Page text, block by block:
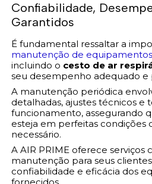
Confiabilidade,
Garantidos
É fundamental ressaltar a
manutenção de
incluindo o cesto de ar
seu desempenho adequado e
A manutenção periódica
detalhadas, ajustes técnicos e
funcionamento, assegurando
esteja em perfeitas condições
necessário.
A AIR PRIME oferece serviços
manutenção para seus
confiabilidade e eficácia dos